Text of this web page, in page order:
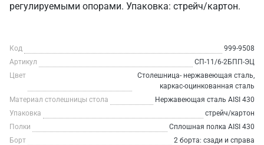
регулируемыми опорами. Упаковка: стрейч/картон.
Код
999-9508
Артикул
СП-11/6-2БПП-ЭЦ
Цвет
Столешница- нержавеющая сталь,
каркас-оцинкованная сталь
Материал столешницы стола
Нержавеющая сталь AISI 430
Упаковка
стрейч/картон
Полки
Сплошная полка AISI 430
Борт
2 борта: сзади и справа